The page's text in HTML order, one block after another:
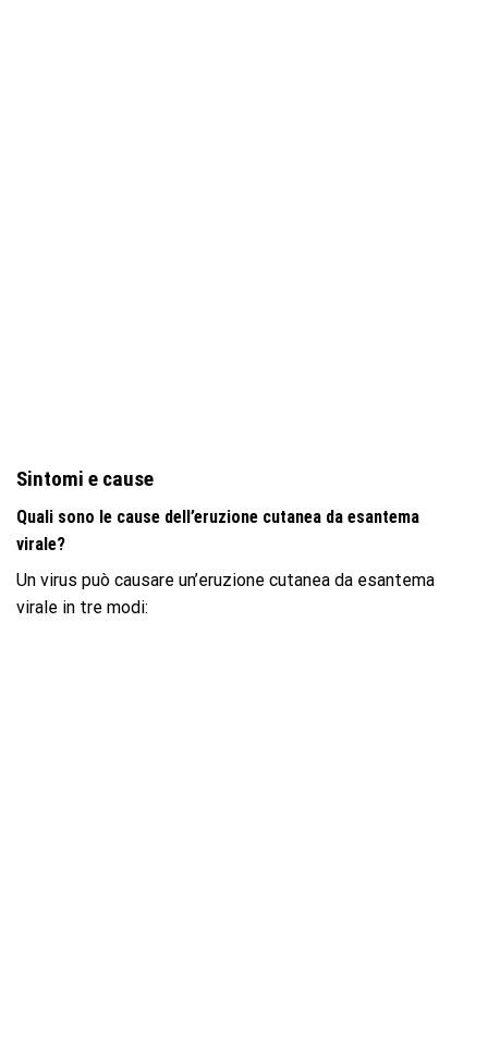
Sintomi e cause
Quali sono le cause dell’eruzione cutanea da esantema
virale?
Un virus può causare un’eruzione cutanea da esantema
virale in tre modi: